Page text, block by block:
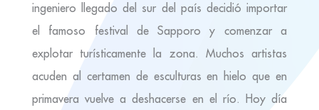
ingeniero llegado del sur del país decidió importar
el famoso festival de Sapporo y comenzar a
explotar turísticamente la zona. Muchos artistas
acuden al certamen de esculturas en hielo que en
primavera vuelve a deshacerse en el río. Hoy día